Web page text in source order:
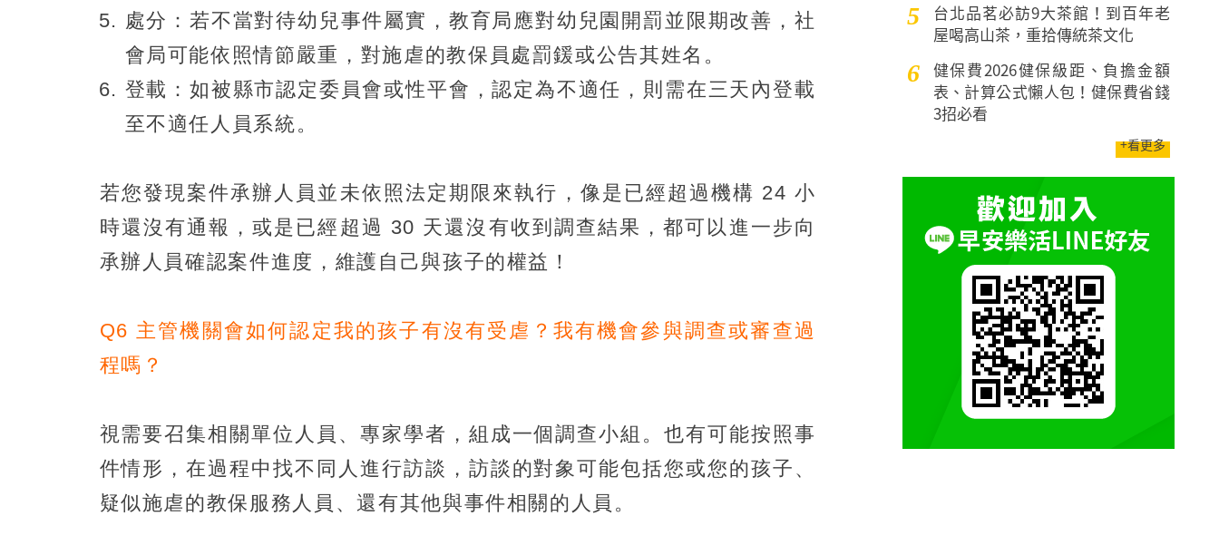
處分：若不當對待幼兒事件屬實，教育局應對幼兒園開罰並限期改善，社
會局可能依照情節嚴重，對施虐的教保員處罰鍰或公告其姓名。
登載：如被縣市認定委員會或性平會，認定為不適任，則需在三天內登載
至不適任人員系統。
若您發現案件承辦人員並未依照法定期限來執行，像是已經超過機構 24 小
時還沒有通報，或是已經超過 30 天還沒有收到調查結果，都可以進一步向
承辦人員確認案件進度，維護自己與孩子的權益！
Q6 主管機關會如何認定我的孩子有沒有受虐？我有機會參與調查或審查過
程嗎？
視需要召集相關單位人員、專家學者，組成一個調查小組。也有可能按照事
件情形，在過程中找不同人進行訪談，訪談的對象可能包括您或您的孩子、
疑似施虐的教保服務人員、還有其他與事件相關的人員。
5
台北品茗必訪9大茶館！到百年老
屋喝高山茶，重拾傳統茶文化
6
健保費2026健保級距、負擔金額
表、計算公式懶人包！健保費省錢
3招必看
+看更多